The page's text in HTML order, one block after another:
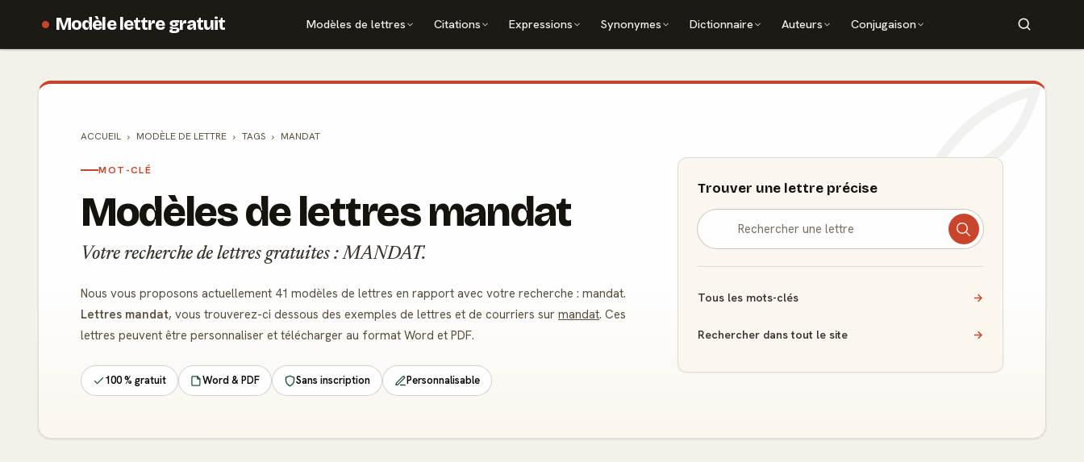
Modèle lettre gratuit Modèles de lettres Citations Expressions Synonymes Dictionnaire Auteurs Conjugaison
ACCUEIL MODÈLE DE LETTRE TAGS MANDAT
MOT-CLÉ
Modèles de lettres mandat
Votre recherche de lettres gratuites : MANDAT.
Nous vous proposons actuellement 41 modèles de lettres en rapport avec votre recherche : mandat.
Lettres mandat, vous trouverez-ci dessous des exemples de lettres et de courriers sur mandat. Ces
lettres peuvent être personnaliser et télécharger au format Word et PDF.
100 % gratuit Word & PDF Sans inscription Personnalisable
Trouver une lettre précise
Tous les mots-clés →
Rechercher dans tout le site →